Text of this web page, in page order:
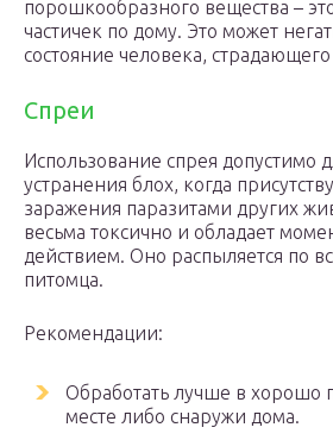
порошкообразного вещества –
частичек по дому. Это может
состояние человека,
Спреи
Использование спрея допустимо
устранения блох, когда
заражения паразитами других
весьма токсично и обладает
действием. Оно распыляется по
питомца.
Рекомендации:
Обработать лучше в хорошо
месте либо снаружи дома.